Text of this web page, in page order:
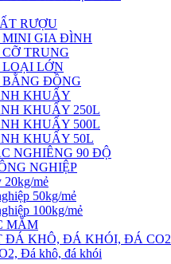
RƯỢU
MINI GIA ĐÌNH
TRUNG
LỚN
ĐỒNG
KHUẤY
KHUẤY 250L
KHUẤY 500L
KHUẤY 50L
NGHIÊNG 90 ĐỘ
NGHIỆP
20kg/mẻ
50kg/mẻ
100kg/mẻ
MẮM
ĐÁ KHÔ, ĐÁ KHÓI, ĐÁ CO2
Đá khô, đá khói